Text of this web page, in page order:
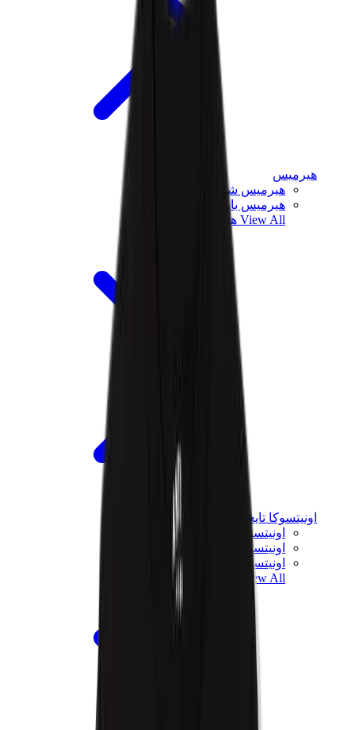
هيرميس
هيرميس شيبر
هيرميس باونسينج
View All هيرميس
اونيتسوكا تايغر
اونيتسوكا تايغر مكسيكو 66 سابو
اونيتسوكا تايغر مكسيكو 66
اونيتسوكا تايغر توكوتن
View All
اونيتسوكا تايغر